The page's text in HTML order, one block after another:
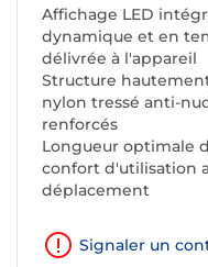
Affichage LED
dynamique et en
délivrée à l'appareil
Structure
nylon tressé anti-
renforcés
Longueur optimale
confort d'utilisation
déplacement
Signaler un